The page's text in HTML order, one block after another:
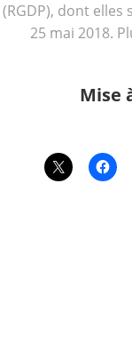
(RGDP), dont
25 mai 2018.
Mise